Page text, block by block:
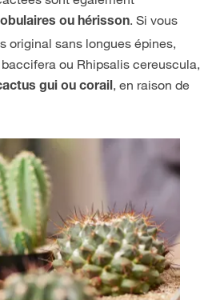
ou hérisson. Si vous
original sans longues épines,
ou Rhipsalis cereuscula,
gui ou corail, en raison de